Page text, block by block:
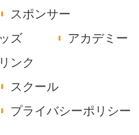
スポンサー
ズ
アカデミー
リンク
スクール
プライバシーポリシー